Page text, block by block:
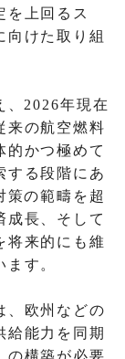
を上回るス
向けた取り組
2026年現在
来の航空燃料
的かつ極めて
する段階にあ
策の範疇を超
成長、そして
将来的にも維
す。
欧州などの
給能力を同期